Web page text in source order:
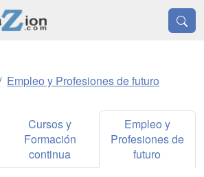
Empleo y Profesiones de futuro
Cursos y
Formación
continua
Empleo y
Profesiones de
futuro